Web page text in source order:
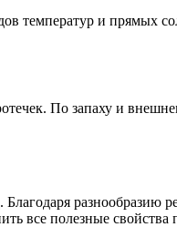
температур и прямых
По запаху и
разнообразию
все полезные свойства